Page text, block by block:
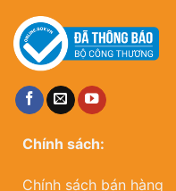
Chính sách:
Chính sách bán hàng